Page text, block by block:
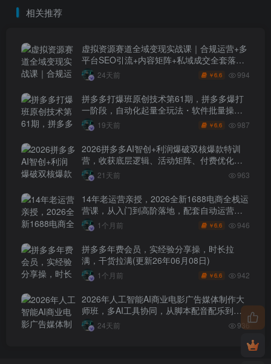
相关推荐
虚拟资源赛道全域变现实战课｜合规运营+多
平台SEO引流+内容矩阵+私域成交全套落地
玩法24天前 ￥6.6 994
拼多多打爆班原创技术第61期，拼多多爆打
一阶段，自动化起量全玩法・软件批量操
作・投产优化・大促矩阵实战课
19天前 ￥6.6 987
2026拼多多AI智创+利润爆破双核爆款特训
营，收获底层逻辑、活动矩阵、付费优化、
0-1打爆SOP
21天前 963
14年老运营亲授，2026全新1688电商全栈运
营课，从入门到高阶落地，配套自动运营表
+工具包+直播诊断等
1个月前 ￥6.6 946
拼多多年费会员，实经验分享操，时长拉
满，干货拉满(更新26年06月08日)
1个月前 ￥6.6 942
2026年人工智能AI商业电影广告媒体制作大
师班，多AI工具协同，从脚本配音配乐到电
影级短片、品牌广告全流程实战（中英字
幕）
24天前 936